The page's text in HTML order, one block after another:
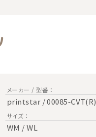
メーカー / 型番 ：
printstar / 00085-CVT(R)
サイズ ：
WM / WL